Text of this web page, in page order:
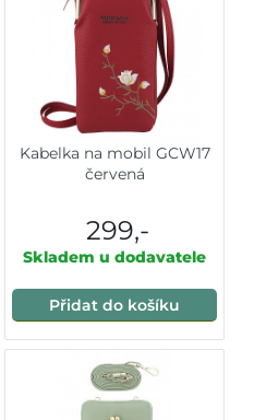
Kabelka na mobil GCW17
červená
299,-
Skladem u dodavatele
Přidat do košíku